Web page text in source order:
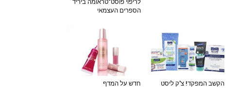
לריפוי פוסט־טראומה ביריד
הספרים העצמאי
הקשב המפקד! צ'ק ליסט
חדש על המדף